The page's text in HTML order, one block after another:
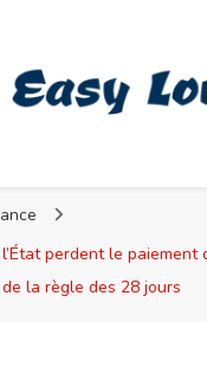
perdent le paiement
la règle des 28 jours